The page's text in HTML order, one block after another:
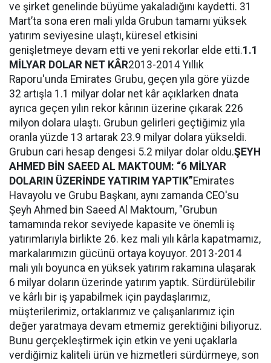
ve şirket genelinde büyüme yakaladığını kaydetti. 31
Mart’ta sona eren mali yılda Grubun tamamı yüksek
yatırım seviyesine ulaştı, küresel etkisini
genişletmeye devam etti ve yeni rekorlar elde etti.1.1
MİLYAR DOLAR NET KÂR2013-2014 Yıllık
Raporu'unda Emirates Grubu, geçen yıla göre yüzde
32 artışla 1.1 milyar dolar net kâr açıklarken dnata
ayrıca geçen yılın rekor kârının üzerine çıkarak 226
milyon dolara ulaştı. Grubun gelirleri geçtiğimiz yıla
oranla yüzde 13 artarak 23.9 milyar dolara yükseldi.
Grubun cari hesap dengesi 5.2 milyar dolar oldu.ŞEYH
AHMED BİN SAEED AL MAKTOUM: “6 MİLYAR
DOLARIN ÜZERİNDE YATIRIM YAPTIK”Emirates
Havayolu ve Grubu Başkanı, aynı zamanda CEO'su
Şeyh Ahmed bin Saeed Al Maktoum, "Grubun
tamamında rekor seviyede kapasite ve önemli iş
yatırımlarıyla birlikte 26. kez mali yılı kârla kapatmamız,
markalarımızın gücünü ortaya koyuyor. 2013-2014
mali yılı boyunca en yüksek yatırım rakamına ulaşarak
6 milyar doların üzerinde yatırım yaptık. Sürdürülebilir
ve kârlı bir iş yapabilmek için paydaşlarımız,
müşterilerimiz, ortaklarımız ve çalışanlarımız için
değer yaratmaya devam etmemiz gerektiğini biliyoruz.
Bunu gerçekleştirmek için etkin ve yeni uçaklarla
verdiğimiz kaliteli ürün ve hizmetleri sürdürmeye, son